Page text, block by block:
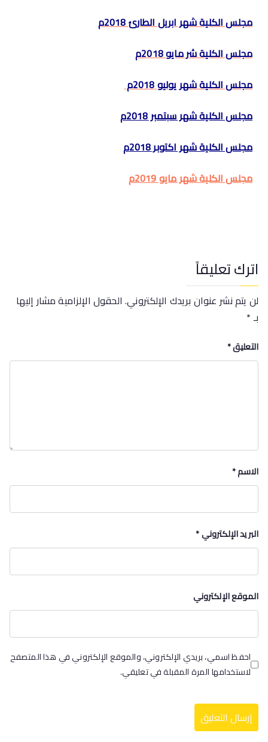
مجلس الكلية شهر ابريل الطارئ 2018م
مجلس الكلية شر مايو 2018م
مجلس الكلية شهر يوليو 2018م
مجلس الكلية شهر سبتمبر 2018م
مجلس الكلية شهر اكتوبر 2018م
مجلس الكلية شهر مايو 2019م
اترك تعليقاً
لن يتم نشر عنوان بريدك الإلكتروني. الحقول الإلزامية مشار إليها
بـ*
التعليق*
الاسم*
البريد الإلكتروني*
الموقع الإلكتروني
احفظ اسمي، بريدي الإلكتروني، والموقع الإلكتروني في هذا المتصفح
لاستخدامها المرة المقبلة في تعليقي.